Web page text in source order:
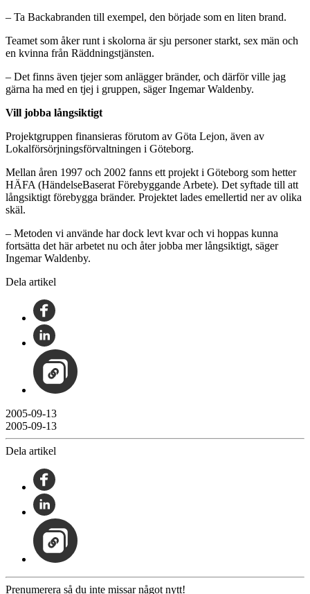
– Ta Backabranden till exempel, den började som en liten brand.
Teamet som åker runt i skolorna är sju personer starkt, sex män och
en kvinna från Räddningstjänsten.
– Det finns även tjejer som anlägger bränder, och därför ville jag
gärna ha med en tjej i gruppen, säger Ingemar Waldenby.
Vill jobba långsiktigt
Projektgruppen finansieras förutom av Göta Lejon, även av
Lokalförsörjningsförvaltningen i Göteborg.
Mellan åren 1997 och 2002 fanns ett projekt i Göteborg som hetter
HÄFA (HändelseBaserat Förebyggande Arbete). Det syftade till att
långsiktigt förebygga bränder. Projektet lades emellertid ner av olika
skäl.
– Metoden vi använde har dock levt kvar och vi hoppas kunna
fortsätta det här arbetet nu och åter jobba mer långsiktigt, säger
Ingemar Waldenby.
Dela artikel
2005-09-13
2005-09-13
Dela artikel
Prenumerera så du inte missar något nytt!